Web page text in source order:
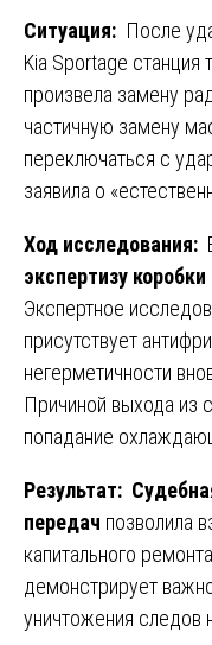
Ситуация: После
Kia Sportage станция
произвела замену
частичную замену
переключаться с
заявила о
Ход исследования:
экспертизу
Экспертное
присутствует
негерметичности
Причиной выхода из
попадание
Результат:
передач позволила
капитального
демонстрирует
уничтожения следов